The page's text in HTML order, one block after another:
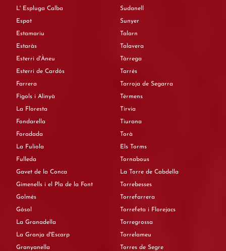
L' Espluga Calba
Espot
Estamariu
Estaràs
Esterri d'Àneu
Esterri de Cardós
Farrera
Fígols i Alinyà
La Floresta
Fondarella
Foradada
La Fuliola
Fulleda
Gavet de la Conca
Gimenells i el Pla de la Font
Golmés
Gósol
La Granadella
La Granja d'Escarp
Granyanella
Sudanell
Sunyer
Talarn
Talavera
Tàrrega
Tarrés
Tarroja de Segarra
Térmens
Tírvia
Tiurana
Torà
Els Torms
Tornabous
La Torre de Cabdella
Torrebesses
Torrefarrera
Torrefeta i Florejacs
Torregrossa
Torrelameu
Torres de Segre